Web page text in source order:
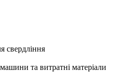
свердління
та витратні матеріали